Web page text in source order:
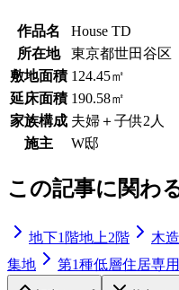
作品名
House TD
所在地
東京都世田谷区
敷地面積 124.45㎡
延床面積 190.58㎡
家族構成 夫婦＋子供2人
施主
W邸
この記事に関わ
地下1階地上2階 木
集地
第1種低層住居専